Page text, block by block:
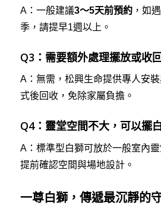
A：一般建議3～5天前預約，如
季，請提早1週以上。
Q3：需要額外處理擺放或收
A：無需，松興生命提供專人安
式後回收，免除家屬負擔。
Q4：靈堂空間不大，可以擺
A：標準型白獅可放於一般室內
提前確認空間與場地設計。
一尊白獅，傳遞最沉靜的